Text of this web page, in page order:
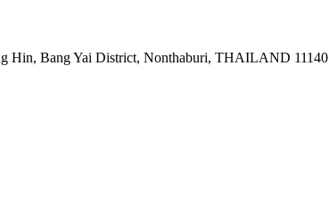
Hin, Bang Yai District, Nonthaburi, THAILAND 11140